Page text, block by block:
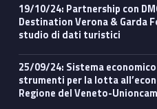
19/10/24: Partnership con DMO Dolomiti Bellunesi e
Destination Verona & Garda
studio di dati turistici
25/09/24: Sistema economico e legalità, regole e
strumenti per la lotta
Regione del Veneto-